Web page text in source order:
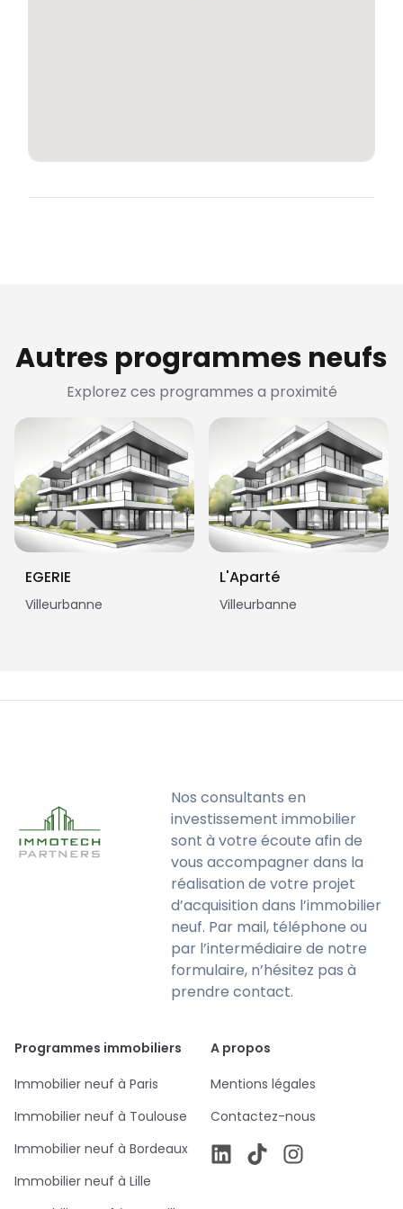
Autres programmes neufs
Explorez ces programmes a proximité
EGERIE
Villeurbanne
L'Aparté
Villeurbanne
Nos consultants en
investissement immobilier
sont à votre écoute afin de
vous accompagner dans la
réalisation de votre projet
d’acquisition dans l’immobilier
neuf. Par mail, téléphone ou
par l’intermédiaire de notre
formulaire, n’hésitez pas à
prendre contact.
Programmes immobiliers
Immobilier neuf à Paris
Immobilier neuf à Toulouse
Immobilier neuf à Bordeaux
Immobilier neuf à Lille
A propos
Mentions légales
Contactez-nous